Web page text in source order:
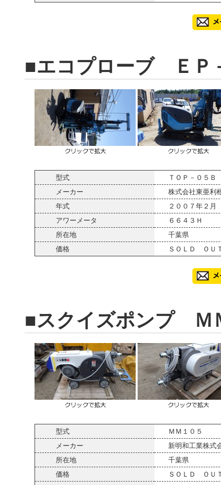
■エコプローブ ＥＰ
型式
ＴＯＰ－０５Ｂ
メーカー
株式会社東亜利
年式
２００７年２月
アワーメータ
６６４３Ｈ
所在地
千葉県
価格
ＳＯＬＤ ＯＵ
■スクイズポンプ Ｍ
型式
ＭＭ１０５
メーカー
新明和工業株式
所在地
千葉県
価格
ＳＯＬＤ ＯＵ